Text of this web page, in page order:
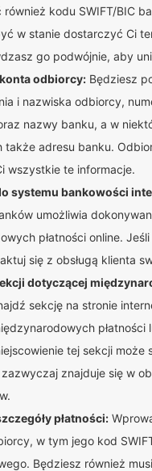
kodu SWIFT/BIC
w stanie dostarczyć Ci
go podwójnie, aby
odbiorcy: Będziesz
i nazwiska odbiorcy,
nazwy banku, a w
także adresu banku.
wszystkie te informacje.
systemu bankowości
umożliwia
płatności online.
się z obsługą klienta
dotyczącej
sekcję na stronie
płatności
tej sekcji może
znajduje się w
płatności:
w tym jego kod
Będziesz również